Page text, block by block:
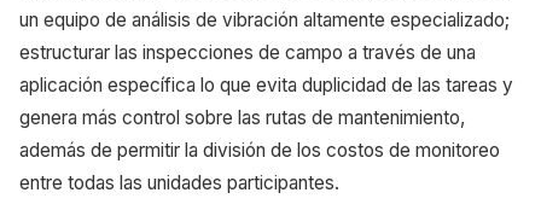
un equipo de análisis de vibración altamente especializado;
estructurar las inspecciones de campo a través de una
aplicación específica lo que evita duplicidad de las tareas y
genera más control sobre las rutas de mantenimiento,
además de permitir la división de los costos de monitoreo
entre todas las unidades participantes.